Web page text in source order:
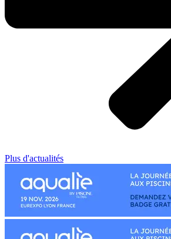
Plus d'actualités